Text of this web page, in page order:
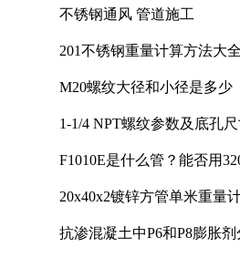
不锈钢通风 管道施工
201不锈钢重量计算方法大全
M20螺纹大径和小径是多少
1-1/4 NPT螺纹参数及底孔
F1010E是什么管？能否用
20x40x2镀锌方管单米重量
抗渗混凝土中P6和P8膨胀